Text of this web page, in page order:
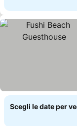
Scegli le date per